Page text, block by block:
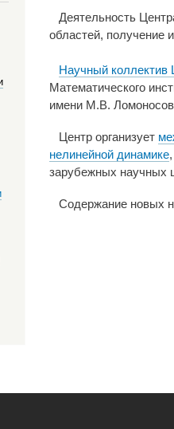
Деятельность
областей, получение
Научный коллектив
Математического
имени М.В.
Центр организует
нелинейной динамике
зарубежных научных
Содержание новых